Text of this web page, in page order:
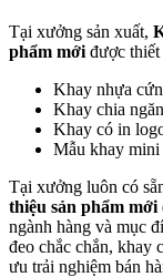
Tại xưởng sản xuất,
phẩm mới được thiết
Khay nhựa
Khay chia
Khay có in
Mẫu khay mini
Tại xưởng luôn có
thiệu sản phẩm mới
ngành hàng và mục
đeo chắc chắn, khay
ưu trải nghiệm bán